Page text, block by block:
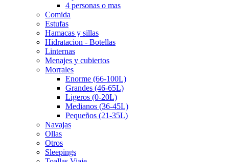
4 personas o mas
Comida
Estufas
Hamacas y sillas
Hidratacion - Botellas
Linternas
Menajes y cubiertos
Morrales
Enorme (66-100L)
Grandes (46-65L)
Ligeros (0-20L)
Medianos (36-45L)
Pequeños (21-35L)
Navajas
Ollas
Otros
Sleepings